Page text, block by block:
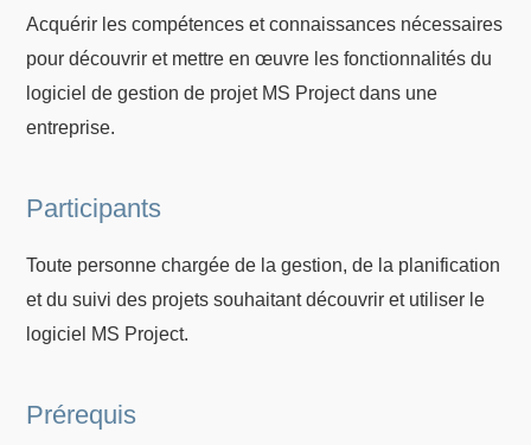
Acquérir les compétences et connaissances nécessaires
pour découvrir et mettre en œuvre les fonctionnalités du
logiciel de gestion de projet MS Project dans une
entreprise.
Participants
Toute personne chargée de la gestion, de la planification
et du suivi des projets souhaitant découvrir et utiliser le
logiciel MS Project.
Prérequis